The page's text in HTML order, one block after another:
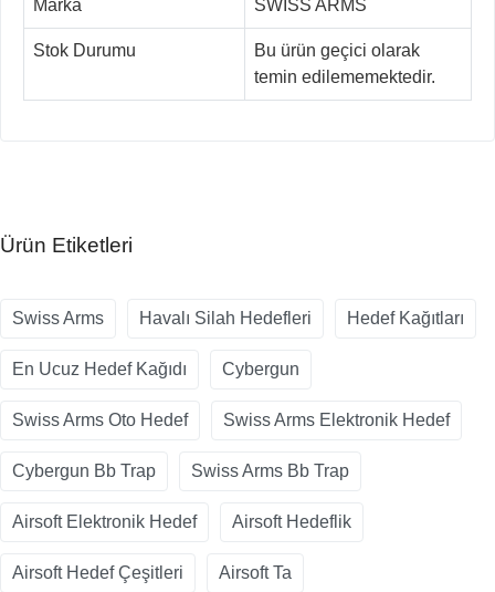
Marka SWISS ARMS
Stok Durumu
Bu ürün geçici olarak
temin edilememektedir.
Ürün Etiketleri
Swiss Arms Havalı Silah Hedefleri Hedef Kağıtları
En Ucuz Hedef Kağıdı Cybergun
Swiss Arms Oto Hedef Swiss Arms Elektronik Hedef
Cybergun Bb Trap Swiss Arms Bb Trap
Airsoft Elektronik Hedef Airsoft Hedeflik
Airsoft Hedef Çeşitleri Airsoft Ta